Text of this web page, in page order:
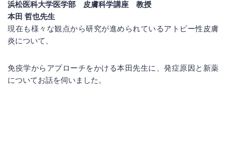
浜松医科大学医学部 皮膚科学講座 教授
本田 哲也先生
現在も様々な観点から研究が進められているアトピー性皮膚
炎について、
免疫学からアプローチをかける本田先生に、発症原因と新薬
についてお話を伺いました。